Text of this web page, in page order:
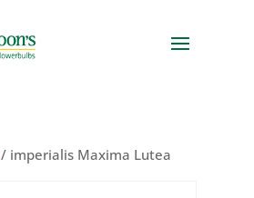
/ imperialis Maxima Lutea